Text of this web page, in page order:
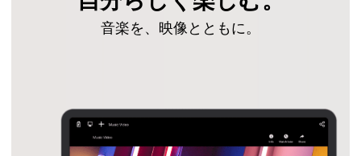
音楽を、映像とともに。